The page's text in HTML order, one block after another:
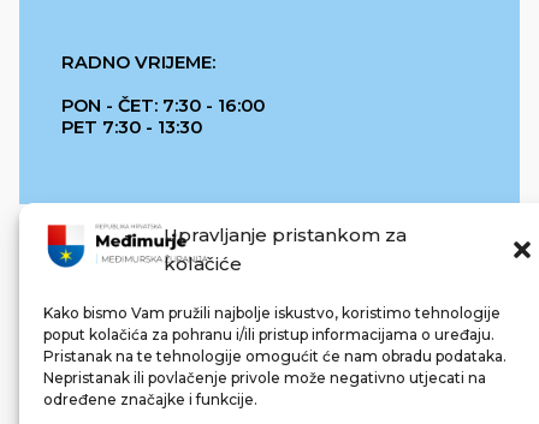
Upravljanje pristankom za
kolačiće
Kako bismo Vam pružili najbolje iskustvo, koristimo tehnologije
poput kolačića za pohranu i/ili pristup informacijama o uređaju.
Pristanak na te tehnologije omogućit će nam obradu podataka.
Nepristanak ili povlačenje privole može negativno utjecati na
određene značajke i funkcije.
RADNO VRIJEME:
PON - ČET: 7:30 - 16:00
PET 7:30 - 13:30
REPUBLIKA HRVATSKA